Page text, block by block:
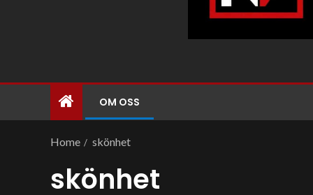
OM OSS
Home skönhet
skönhet